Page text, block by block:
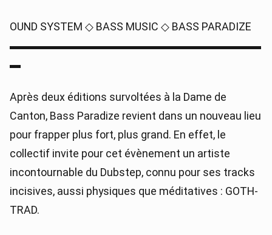
OUND SYSTEM ◇ BASS MUSIC ◇ BASS PARADIZE
▬▬▬▬▬▬▬▬▬▬▬▬▬▬▬▬▬▬▬▬▬▬▬
▬
Après deux éditions survoltées à la Dame de
Canton, Bass Paradize revient dans un nouveau lieu
pour frapper plus fort, plus grand. En effet, le
collectif invite pour cet évènement un artiste
incontournable du Dubstep, connu pour ses tracks
incisives, aussi physiques que méditatives : GOTH-
TRAD.